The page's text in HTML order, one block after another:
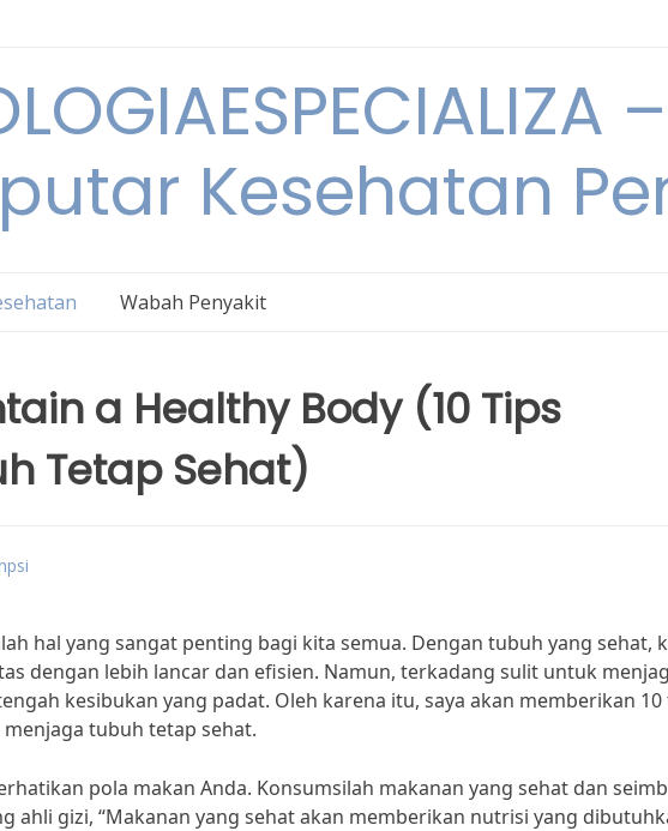
Kesehatan
Wabah Penyakit
a Healthy Body (10 Tips
Tetap Sehat)
hal yang sangat penting bagi kita semua. Dengan tubuh yang sehat,
dengan lebih lancar dan efisien. Namun, terkadang sulit untuk
kesibukan yang padat. Oleh karena itu, saya akan memberikan 10
tubuh tetap sehat.
pola makan Anda. Konsumsilah makanan yang sehat dan
ahli gizi, “Makanan yang sehat akan memberikan nutrisi yang